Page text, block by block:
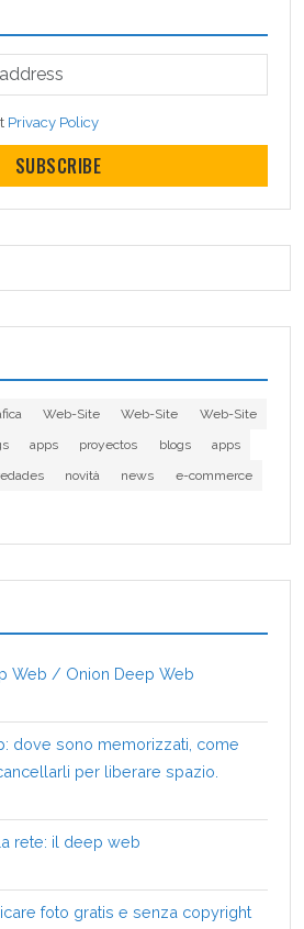
Privacy Policy
SUBSCRIBE
Web-Site Web-Site
Web-Site
apps proyectos blogs
apps
novità news
e-commerce
Web / Onion Deep Web
dove sono memorizzati, come
per liberare spazio.
rete: il deep web
foto gratis e senza copyright